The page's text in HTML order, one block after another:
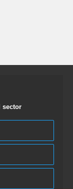
sector